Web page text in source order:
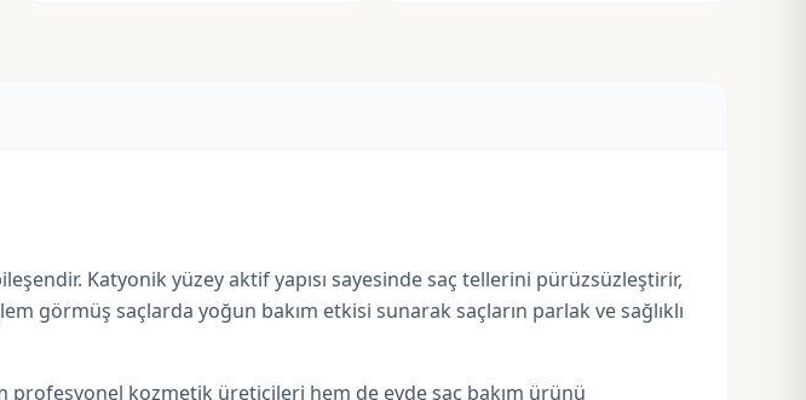
Katyonik yüzey aktif yapısı sayesinde saç tellerini pürüzsüzleştirir,
görmüş saçlarda yoğun bakım etkisi sunarak saçların parlak ve sağlıklı
kozmetik üreticileri hem de evde saç bakım ürünü